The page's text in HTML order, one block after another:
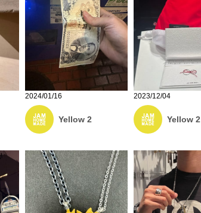
2024/01/16
Yellow 2
2023/12/04
Yellow 2